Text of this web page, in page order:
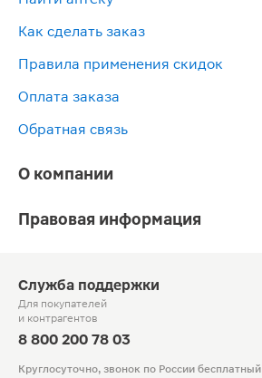
Как сделать заказ
Правила применения скидок
Оплата заказа
Обратная связь
О компании
Правовая информация
Служба поддержки
Для покупателей
и контрагентов
8 800 200 78 03
Круглосуточно, звонок по России бесплатный